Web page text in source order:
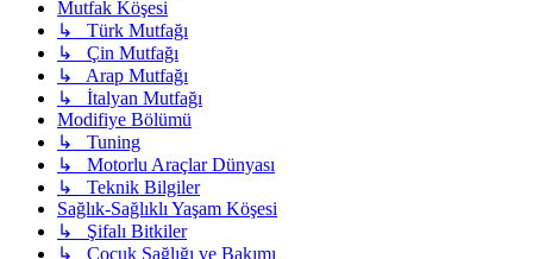
Mutfak Köşesi
↳ Türk Mutfağı
↳ Çin Mutfağı
↳ Arap Mutfağı
↳ İtalyan Mutfağı
Modifiye Bölümü
↳ Tuning
↳ Motorlu Araçlar Dünyası
↳ Teknik Bilgiler
Sağlık-Sağlıklı Yaşam Köşesi
↳ Şifalı Bitkiler
↳ Çocuk Sağlığı ve Bakımı